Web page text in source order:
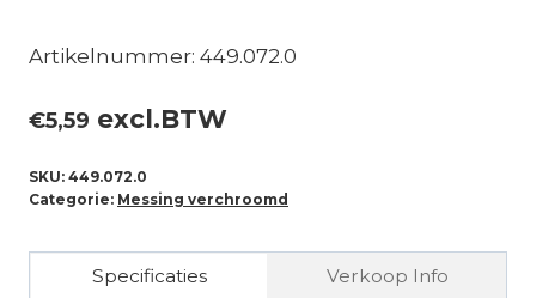
Artikelnummer: 449.072.0
€5,59 excl.BTW
SKU: 449.072.0
Categorie: Messing verchroomd
Specificaties Verkoop Info